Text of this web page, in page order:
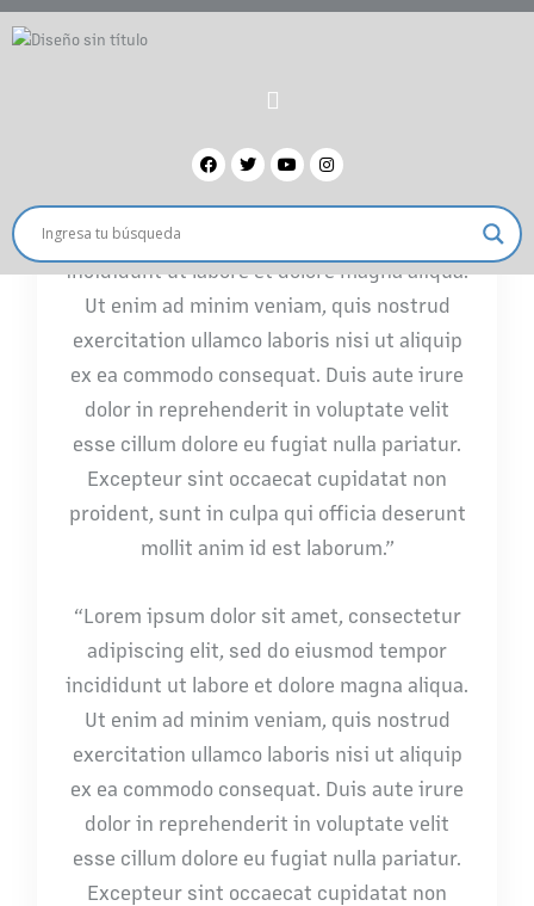
“Lorem ipsum dolor sit amet, consectetur
adipiscing elit, sed do eiusmod tempor
incididunt ut labore et dolore magna aliqua.
Ut enim ad minim veniam, quis nostrud
exercitation ullamco laboris nisi ut aliquip
ex ea commodo consequat. Duis aute irure
dolor in reprehenderit in voluptate velit
esse cillum dolore eu fugiat nulla pariatur.
Excepteur sint occaecat cupidatat non
proident, sunt in culpa qui officia deserunt
mollit anim id est laborum.”
“Lorem ipsum dolor sit amet, consectetur
adipiscing elit, sed do eiusmod tempor
incididunt ut labore et dolore magna aliqua.
Ut enim ad minim veniam, quis nostrud
exercitation ullamco laboris nisi ut aliquip
ex ea commodo consequat. Duis aute irure
dolor in reprehenderit in voluptate velit
esse cillum dolore eu fugiat nulla pariatur.
Excepteur sint occaecat cupidatat non